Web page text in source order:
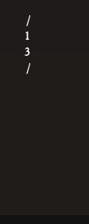
/
1
3
/